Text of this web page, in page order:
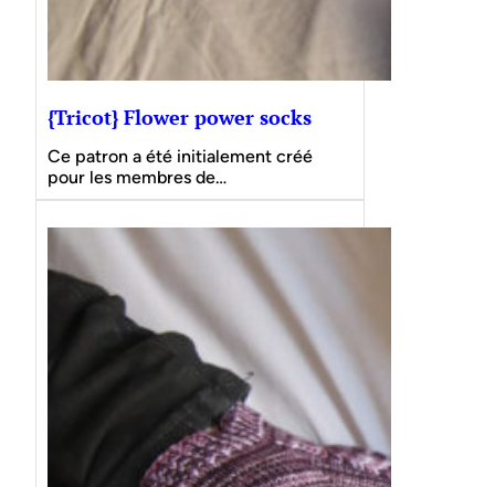
{Tricot} Flower power socks
Ce patron a été initialement créé
pour les membres de…